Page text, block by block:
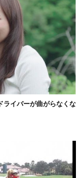
ライバーが曲がらなくな